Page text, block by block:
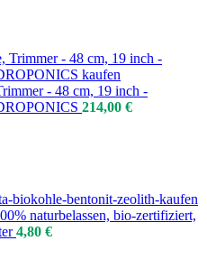
- 48 cm, 19 inch -
214,00 €
naturbelassen, bio-zertifiziert,
4,80 €